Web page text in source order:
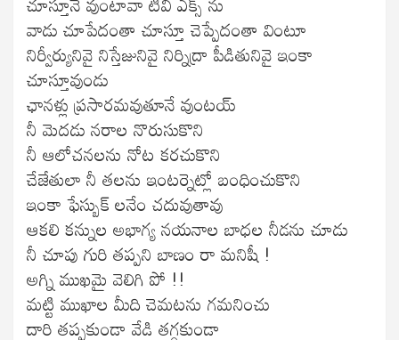
వాడు చూపేదంతా చూస్తూ చెప్పేదంతా వింటూ
నిర్వీర్యునివై నిస్తేజునివై నిర్నిద్రా పీడితునివై ఇంకా
చూస్తూవుండు
ఛానళ్లు ప్రసారమవుతూనే వుంటయ్
నీ మెదడు నరాల నొరుసుకొని
నీ ఆలోచనలను నోట కరచుకొని
చేజేతులా నీ తలను ఇంటర్నెట్లో బంధించుకొని
ఇంకా ఫేస్బుక్ లనేం చదువుతావు
ఆకలి కన్నుల అభాగ్య నయనాల బాధల నీడను చూడు
నీ చూపు గురి తప్పని బాణం రా మనిషీ !
అగ్ని ముఖమై వెలిగి పో !!
మట్టి ముఖాల మీది చెమటను గమనించు
దారి తప్పకుండా వేడి తగ్గకుండా